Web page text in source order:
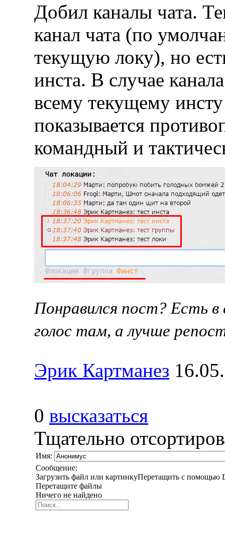
Добил каналы чата.
канал чата (по
текущую локу), но
инста. В случае
всему текущему
показывается
командный и
Понравился пост? Есть
голос там, а лучше
Эрик Картманез
0 высказаться
Тщательно
Имя:
Сообщение:
Загрузить файл или картинкуПеретащить с помощью
Перетащите файлы
Ничего не найдено